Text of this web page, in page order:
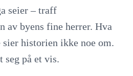
seier – traff
av byens fine herrer. Hva
sier historien ikke noe om.
seg på et vis.